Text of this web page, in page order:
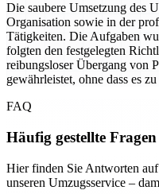
Die saubere Umsetzung des
Organisation sowie in der
Tätigkeiten. Die Aufgaben
folgten den festgelegten
reibungsloser Übergang von
gewährleistet, ohne dass es
FAQ
Häufig gestellte Fragen
Hier finden Sie Antworten
unseren Umzugsservice –